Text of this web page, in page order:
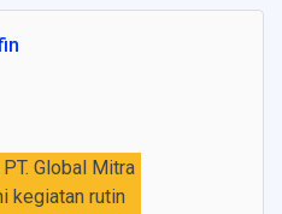
Global Mitra
kegiatan rutin